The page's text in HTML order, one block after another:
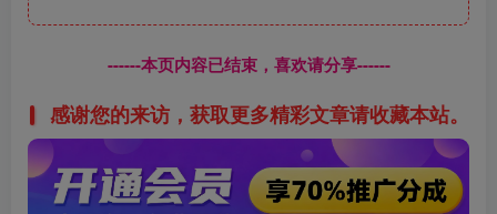
------本页内容已结束，喜欢请分享------
感谢您的来访，获取更多精彩文章请收藏本站。